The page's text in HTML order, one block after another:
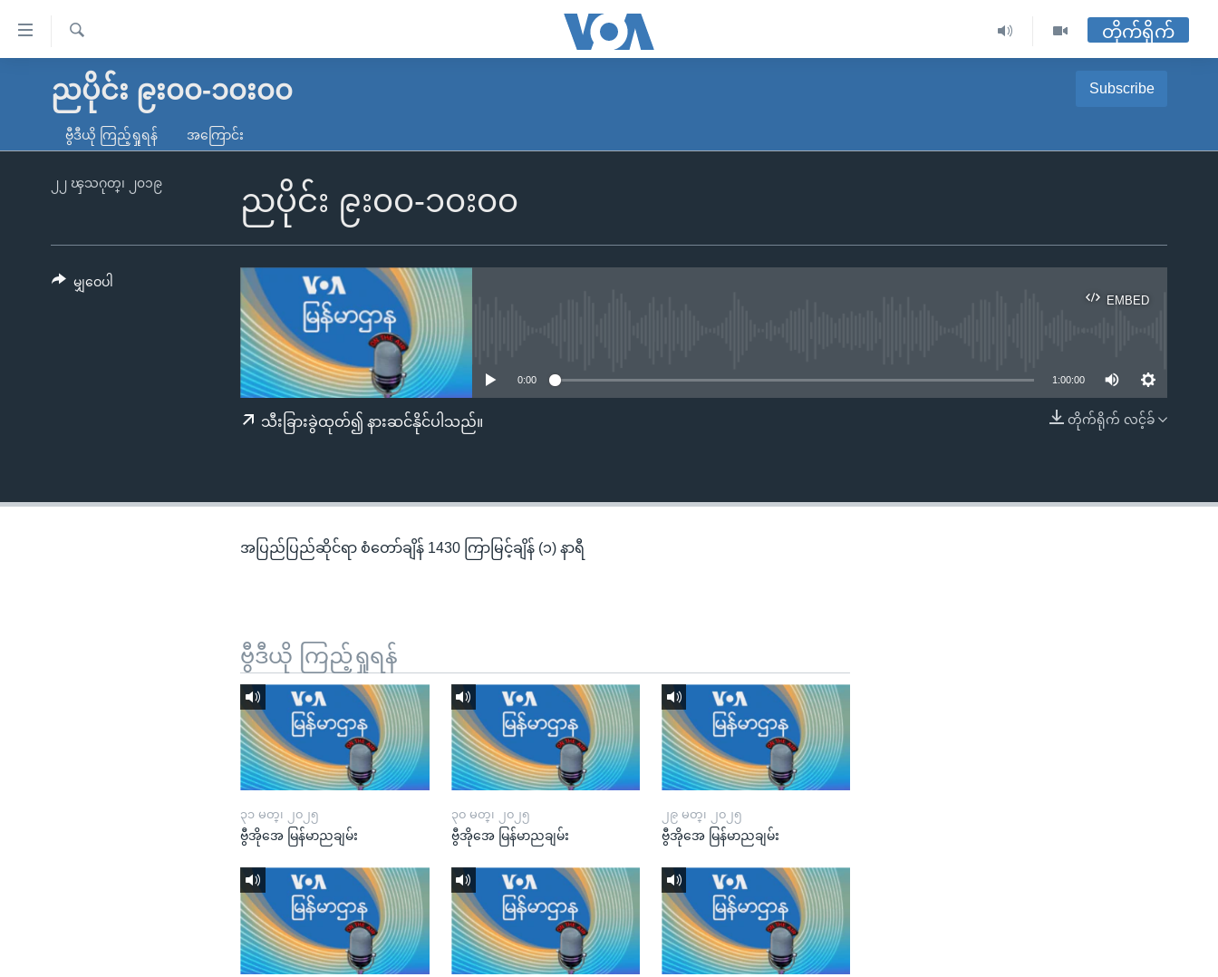
လွယ်ကူ
သည့်
ကျော်
မူလစာမျက်နှာ
ကမ္ဘာ့သတင်းများ
နိုင်ငံတကာ
တရုတ်
အစ္စရေး-ပါလက်စတိုင်း
ရပ်ဝန်းတခု လမ်းတခု အလွန်
အင်္ဂလိပ်စာလေ့လာမယ်
ရ
လာ
တိုက်ရိုက်
ညပိုင်း ၉း၀၀-၁၀း၀၀ Subscribe
Spotify
ဗွီဒီယို ကြည့်ရှုရန် အကြောင်း
ညပိုင်း ၉း၀၀-၁၀း၀၀
၂၂ ၾသဂုတ္၊ ၂၀၁၉
EMBED
EMBED
0:00 1:00:00
တိုက်ရိုက် လင့်ခ်
သီးခြားခွဲထုတ်၍ နားဆင်နိုင်ပါသည်။
မျှဝေပါ
အပြည်ပြည်ဆိုင်ရာ စံတော်ချိန် 1430 ကြာမြင့်ချိန် (၁) နာရီ
ဗွီဒီယို ကြည့်ရှုရန်
၃၁ မတ္၊ ၂၀၂၅
ဗွီအိုအေ မြန်မာညချမ်း
၃၀ မတ္၊ ၂၀၂၅
ဗွီအိုအေ မြန်မာညချမ်း
၂၉ မတ္၊ ၂၀၂၅
ဗွီအိုအေ မြန်မာညချမ်း